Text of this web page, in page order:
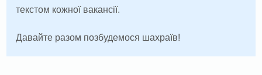
текстом кожної вакансії.
Давайте разом позбудемося шахраїв!